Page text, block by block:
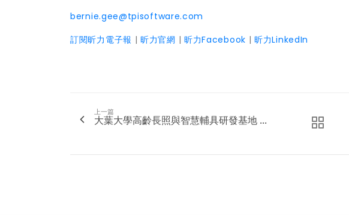
bernie.gee@tpisoftware.com
訂閱昕力電子報 |昕力官網 | 昕力Facebook |昕力LinkedIn
上一篇
大葉大學高齡長照與智慧輔具研發基地 ...